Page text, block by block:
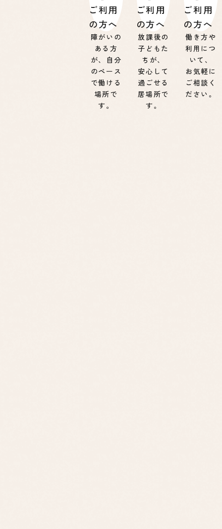
ご利用
の方へ
障がいの
ある方
が、自分
のペース
で働ける
場所で
す。
ご利用
の方へ
放課後の
子どもた
ちが、
安心して
過ごせる
居場所で
す。
ご利用
の方へ
働き方や
利用につ
いて、
お気軽に
ご相談く
ださい。